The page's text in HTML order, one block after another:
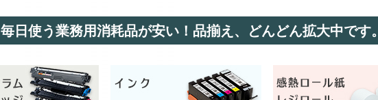
毎日使う業務用消耗品が安い！品揃え、どんどん拡大中です。